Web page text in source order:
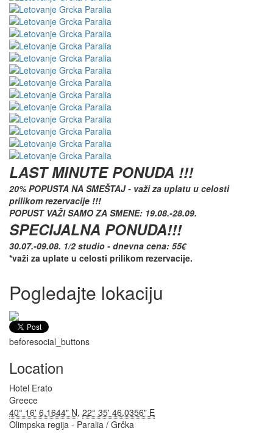
LAST MINUTE PONUDA !!!
20% POPUSTA NA SMEŠTAJ - važi za uplatu u celosti
prilikom rezervacije !!!
POPUST VAŽI SAMO ZA SMENE: 19.08.-28.09.
SPECIJALNA PONUDA!!!
30.07.-09.08. 1/2 studio - dnevna cena: 55€
*važi za uplate u celosti prilikom rezervacije.
Pogledajte lokaciju
beforesocial_buttons
Location
Hotel Erato
Greece
40° 16' 6.1644" N, 22° 35' 46.0356" E
Olimpska regija - Paralia / Grčka